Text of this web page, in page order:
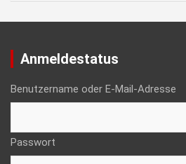
Anmeldestatus
Benutzername oder E-Mail-Adresse
Passwort